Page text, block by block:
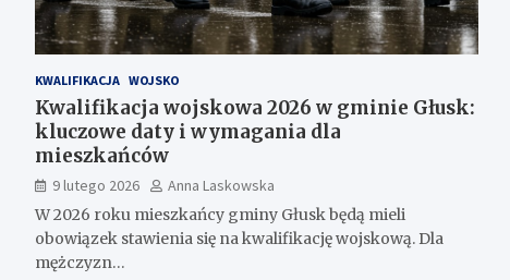
KWALIFIKACJA WOJSKO
Kwalifikacja wojskowa 2026 w gminie Głusk:
kluczowe daty i wymagania dla
mieszkańców
9 lutego 2026
Anna Laskowska
W 2026 roku mieszkańcy gminy Głusk będą mieli
obowiązek stawienia się na kwalifikację wojskową. Dla
mężczyzn…